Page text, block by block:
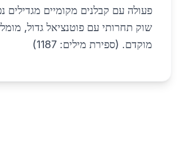
פעולה עם קבלנים מקומיים מגדילים
שוק תחרותי עם פוטנציאל גדול,
מוקדם. (ספירת מילים: 1187)